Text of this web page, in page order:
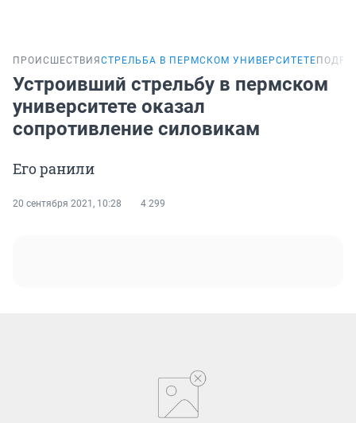
ПРОИСШЕСТВИЯ СТРЕЛЬБА В ПЕРМСКОМ УНИВЕРСИТЕТЕ
Устроивший стрельбу в пермском
университете оказал
сопротивление силовикам
Его ранили
20 сентября 2021, 10:28 4 299